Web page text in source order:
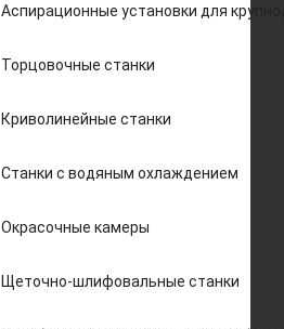
Аспирационные установки для
Торцовочные станки
Криволинейные станки
Станки с водяным охлаждением
Окрасочные камеры
Щеточно-шлифовальные станки